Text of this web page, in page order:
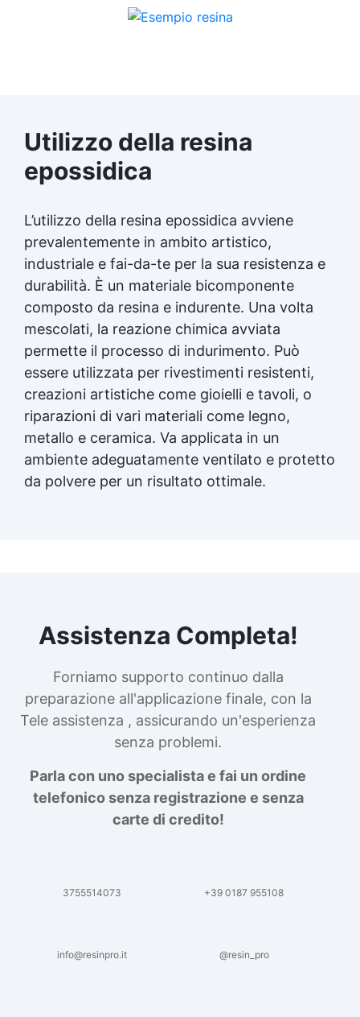
Utilizzo della resina
epossidica
L’utilizzo della resina epossidica avviene
prevalentemente in ambito artistico,
industriale e fai-da-te per la sua resistenza e
durabilità. È un materiale bicomponente
composto da resina e indurente. Una volta
mescolati, la reazione chimica avviata
permette il processo di indurimento. Può
essere utilizzata per rivestimenti resistenti,
creazioni artistiche come gioielli e tavoli, o
riparazioni di vari materiali come legno,
metallo e ceramica. Va applicata in un
ambiente adeguatamente ventilato e protetto
da polvere per un risultato ottimale.
Assistenza Completa!
Forniamo supporto continuo dalla
preparazione all'applicazione finale, con la
Tele assistenza , assicurando un'esperienza
senza problemi.
Parla con uno specialista e fai un ordine
telefonico senza registrazione e senza
carte di credito!
3755514073 +39 0187 955108
info@resinpro.it @resin_pro